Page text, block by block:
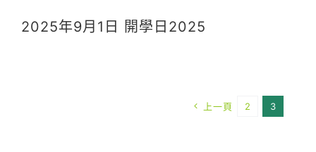
2025年9月1日 開學日2025
上一頁 2 3